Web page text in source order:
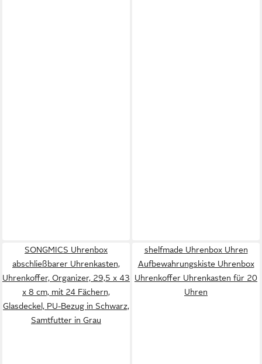
SONGMICS Uhrenbox
abschließbarer Uhrenkasten,
Uhrenkoffer, Organizer, 29,5 x 43
x 8 cm, mit 24 Fächern,
Glasdeckel, PU-Bezug in Schwarz,
Samtfutter in Grau
shelfmade Uhrenbox Uhren
Aufbewahrungskiste Uhrenbox
Uhrenkoffer Uhrenkasten für 20
Uhren